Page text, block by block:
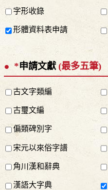
字形收錄
形體資料表申請
*申請文獻 (最多五筆)
古文字類編
古璽文編
偏類碑別字
宋元以來俗字譜
角川漢和辭典
漢語大字典